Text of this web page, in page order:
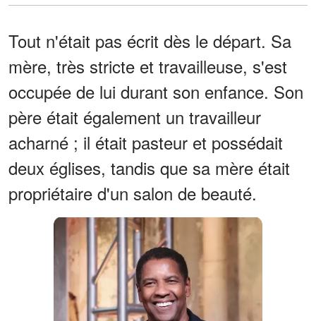
Tout n'était pas écrit dès le départ. Sa
mère, très stricte et travailleuse, s'est
occupée de lui durant son enfance. Son
père était également un travailleur
acharné ; il était pasteur et possédait
deux églises, tandis que sa mère était
propriétaire d'un salon de beauté.